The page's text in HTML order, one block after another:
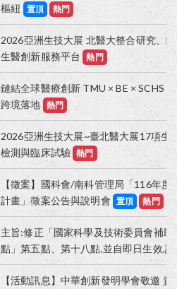
樞紐
置頂 熱門
2026亞洲生技大展 北醫大整合研究、
生醫創新服務平台
熱門
鏈結全球醫療創新 TMU × BE × SCHS
跨境落地 熱門
2026亞洲生技大展~臺北醫大展17項生
檢測與臨床試驗 熱門
【徵案】國科會/南科管理局「116年
計畫」徵案公告與說明會 置頂 熱門
主旨:修正「國家科學及技術委員會補
點」第五點、第十八點,並自即日生效,
【活動訊息】中華創新發明學會敬邀